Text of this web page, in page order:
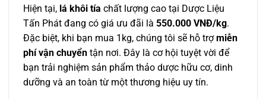
Hiện tại, lá khôi tía chất lượng cao tại Dược Liệu
Tấn Phát đang có giá ưu đãi là 550.000 VNĐ/kg.
Đặc biệt, khi bạn mua 1kg, chúng tôi sẽ hỗ trợmiễn
phí vận chuyển tận nơi. Đây là cơ hội tuyệt vời để
bạn trải nghiệm sản phẩm thảo dược hữu cơ, dinh
dưỡng và an toàn từ một thương hiệu uy tín.